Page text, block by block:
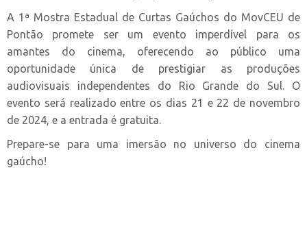
A 1ª Mostra Estadual de Curtas Gaúchos do MovCEU de
Pontão promete ser um evento imperdível para os
amantes do cinema, oferecendo ao público uma
oportunidade única de prestigiar as produções
audiovisuais independentes do Rio Grande do Sul. O
evento será realizado entre os dias 21 e 22 de novembro
de 2024, e a entrada é gratuita.
Prepare-se para uma imersão no universo do cinema
gaúcho!